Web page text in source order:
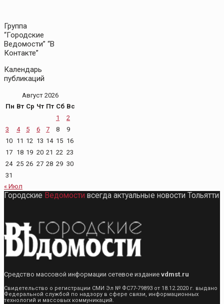
Группа
“Городские
Ведомости” “В
Контакте”
Календарь
публикаций
Август 2026
Пн Вт Ср Чт Пт Сб Вс
1
2
3
4 5 6 7 8
9
10 11 12 13 14 15 16
17 18 19 20 21 22 23
24 25 26 27 28 29 30
31
« Июл
Городские Ведомости всегда актуальные новости Тольятти
Средство массовой информации сетевое издание vdmst.ru
Свидетельство о регистрации СМИ Эл № ФС77-79893 от 18.12.2020 г. выдано
Федеральной службой по надзору в сфере связи, информационных
технологий и массовых коммуникаций.